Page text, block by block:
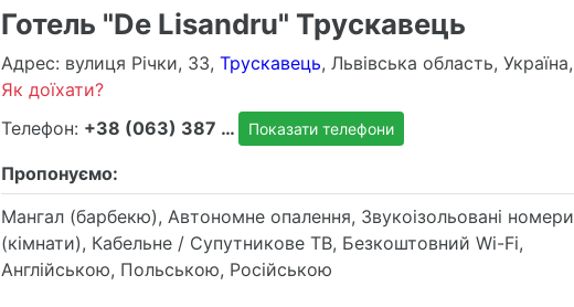
Готель "De Lisandru" Трускавець
Адрес: вулиця Річки, 33, Трускавець, Львівська область, Україна,
Як доїхати?
Телефон:
+38 (063) 387 5899 Показати телефони
Пропонуємо:
Мангал (барбекю), Автономне опалення, Звукоізольовані номери
(кімнати), Кабельне / Супутникове ТВ, Безкоштовний Wi-Fi,
Англійською, Польською, Російською